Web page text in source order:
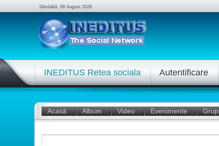
Sâmbătă, 08 August 2026
INEDITUS Retea sociala Autentificare
Acasă Album Video Evenimente